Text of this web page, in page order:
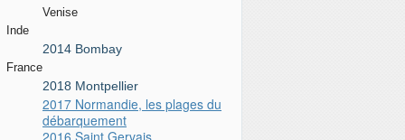
Venise
Inde
2014 Bombay
France
2018 Montpellier
2017 Normandie, les plages du
débarquement
2016 Saint Gervais